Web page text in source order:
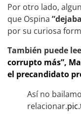
Por otro lado,
que Ospina
por su curiosa
También puede
corrupto más”,
el precandidato
Así no
relacionar.